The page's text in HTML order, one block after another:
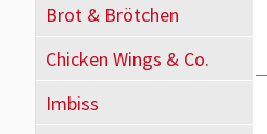
Brot & Brötchen
Chicken Wings & Co.
Imbiss